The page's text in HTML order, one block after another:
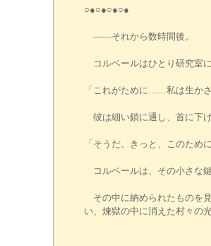
○●○●○●○●
――それから数時間後。
コルベールはひとり研究室
「これがために……私は生か
彼は細い鎖に通し、首に下
「そうだ。きっと、このた
コルベールは、その小さな
その中に納められたものを
い、煉獄の中に消えた村々の